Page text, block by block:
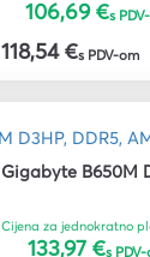
106,69 €s
118,54 €s PDV-om
Gigabyte B650M
Cijena za jednokratno
133,97 €s